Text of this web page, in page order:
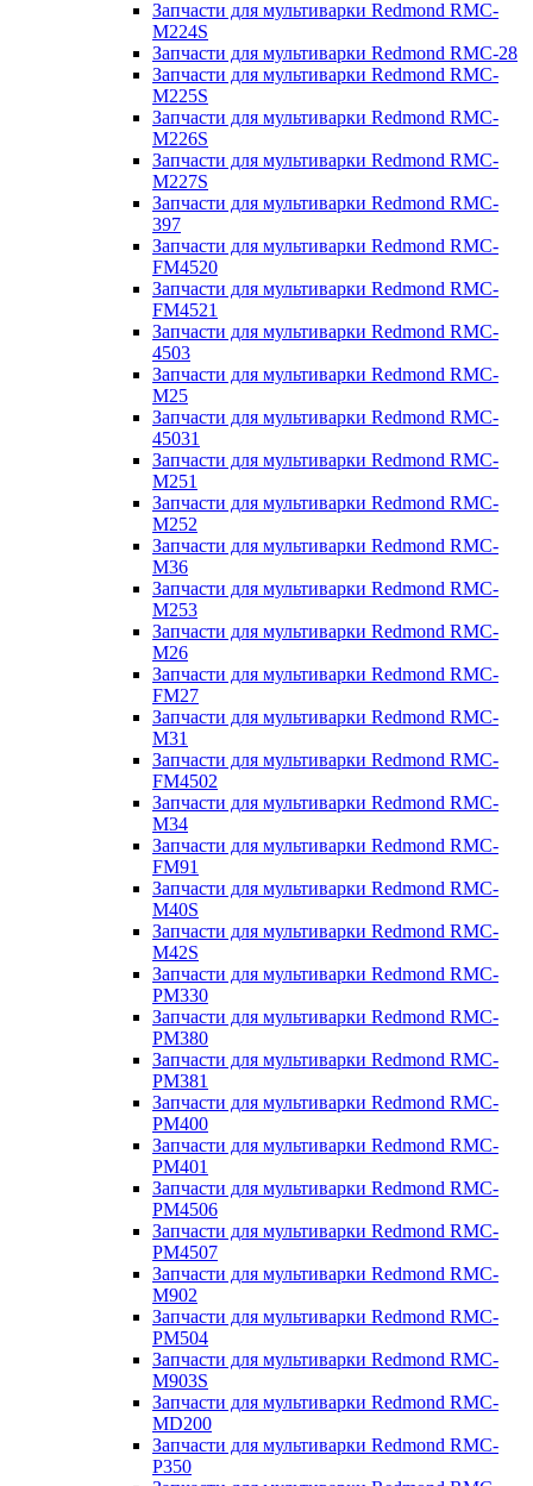
Запчасти для мультиварки Redmond RMC-
M224S
Запчасти для мультиварки Redmond RMC-28
Запчасти для мультиварки Redmond RMC-
M225S
Запчасти для мультиварки Redmond RMC-
M226S
Запчасти для мультиварки Redmond RMC-
M227S
Запчасти для мультиварки Redmond RMC-
397
Запчасти для мультиварки Redmond RMC-
FM4520
Запчасти для мультиварки Redmond RMC-
FM4521
Запчасти для мультиварки Redmond RMC-
4503
Запчасти для мультиварки Redmond RMC-
M25
Запчасти для мультиварки Redmond RMC-
45031
Запчасти для мультиварки Redmond RMC-
M251
Запчасти для мультиварки Redmond RMC-
M252
Запчасти для мультиварки Redmond RMC-
M36
Запчасти для мультиварки Redmond RMC-
M253
Запчасти для мультиварки Redmond RMC-
M26
Запчасти для мультиварки Redmond RMC-
FM27
Запчасти для мультиварки Redmond RMC-
M31
Запчасти для мультиварки Redmond RMC-
FM4502
Запчасти для мультиварки Redmond RMC-
M34
Запчасти для мультиварки Redmond RMC-
FM91
Запчасти для мультиварки Redmond RMC-
M40S
Запчасти для мультиварки Redmond RMC-
M42S
Запчасти для мультиварки Redmond RMC-
PM330
Запчасти для мультиварки Redmond RMC-
PM380
Запчасти для мультиварки Redmond RMC-
PM381
Запчасти для мультиварки Redmond RMC-
PM400
Запчасти для мультиварки Redmond RMC-
PM401
Запчасти для мультиварки Redmond RMC-
PM4506
Запчасти для мультиварки Redmond RMC-
PM4507
Запчасти для мультиварки Redmond RMC-
M902
Запчасти для мультиварки Redmond RMC-
PM504
Запчасти для мультиварки Redmond RMC-
M903S
Запчасти для мультиварки Redmond RMC-
MD200
Запчасти для мультиварки Redmond RMC-
P350